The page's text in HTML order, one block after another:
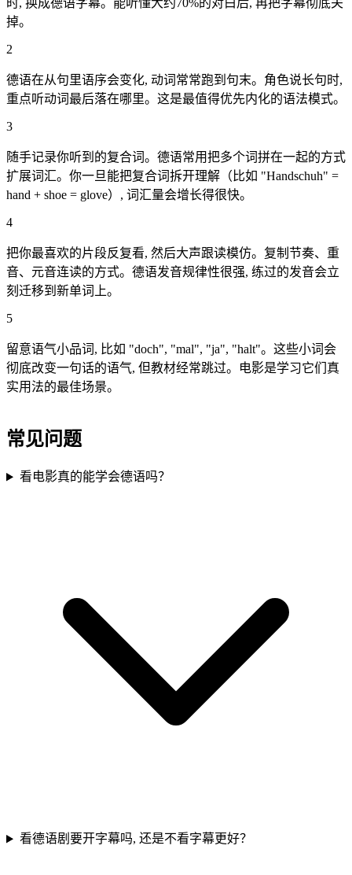
掉。
2
德语在从句里语序会变化, 动词常常跑到句末。角色说长句时,
重点听动词最后落在哪里。这是最值得优先内化的语法模式。
3
随手记录你听到的复合词。德语常用把多个词拼在一起的方式
扩展词汇。你一旦能把复合词拆开理解（比如 "Handschuh" =
hand + shoe = glove）, 词汇量会增长得很快。
4
把你最喜欢的片段反复看, 然后大声跟读模仿。复制节奏、重
音、元音连读的方式。德语发音规律性很强, 练过的发音会立
刻迁移到新单词上。
5
留意语气小品词, 比如 "doch", "mal", "ja", "halt"。这些小词会
彻底改变一句话的语气, 但教材经常跳过。电影是学习它们真
实用法的最佳场景。
常见问题
看电影真的能学会德语吗？
看德语剧要开字幕吗, 还是不看字幕更好？